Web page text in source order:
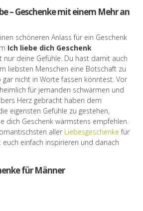
– Geschenke mit einem Mehr an
schöneren Anlass für ein Geschenk
Ich liebe dich Geschenk
deine Gefühle. Du hast damit auch
liebsten Menschen eine Botschaft zu
nicht in Worte fassen könntest. Vor
für jemanden schwärmen und
Herz gebracht haben dem
eigensten Gefühle zu gestehen,
dich Geschenk wärmstens empfehlen.
aller Liebesgeschenke für
einfach inspirieren und danach
für Männer